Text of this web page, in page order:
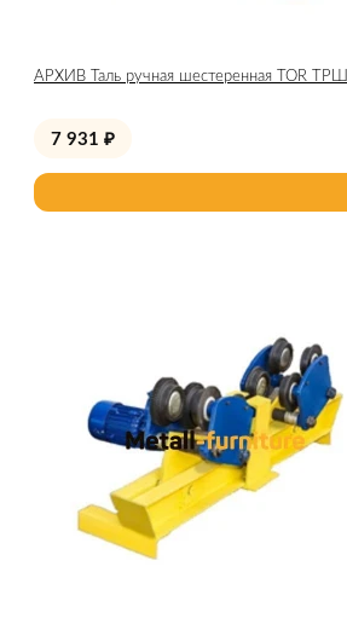
АРХИВ Таль ручная шестеренная TOR
7 931 ₽